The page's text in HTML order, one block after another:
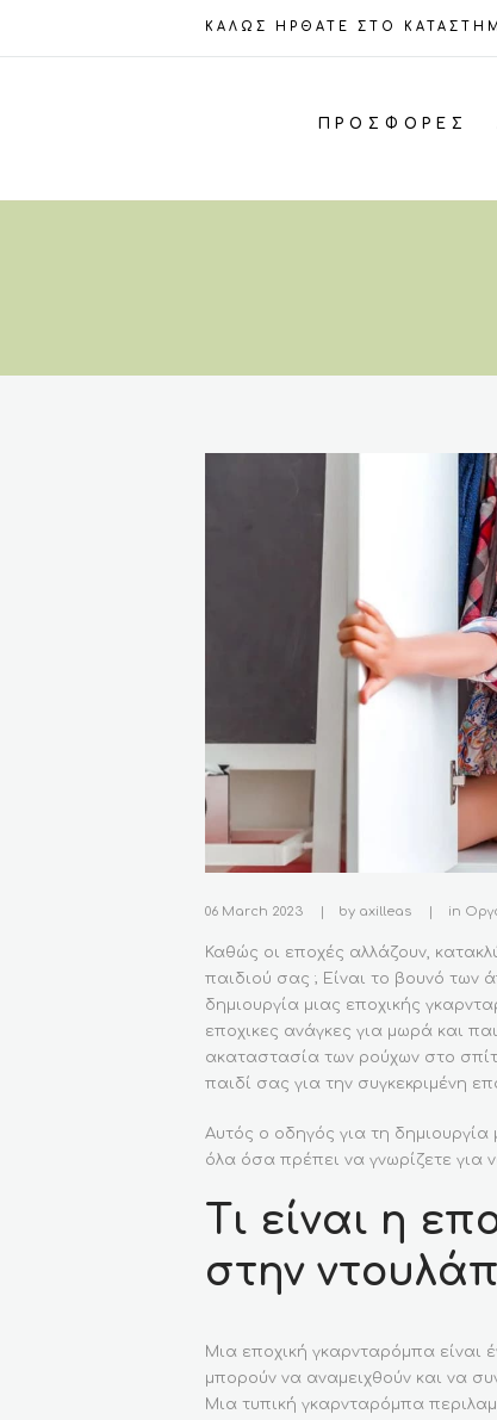
ΚΑΛΩΣ ΗΡΘΑΤΕ ΣΤΟ
ΠΡΟΣΦΟΡΈΣ
06 March 2023 by axilleas in
Καθώς οι εποχές αλλάζουν,
παιδιού σας ; Είναι το βουνό των
δημιουργία μιας εποχικής
εποχικες ανάγκες για μωρά και
ακαταστασία των ρούχων στο
παιδί σας για την συγκεκριμένη
Αυτός ο οδηγός για τη δημιουργία
όλα όσα πρέπει να γνωρίζετε για
Τι είναι η
στην
Μια εποχική γκαρνταρόμπα είναι
μπορούν να αναμειχθούν και να
Μια τυπική γκαρνταρόμπα